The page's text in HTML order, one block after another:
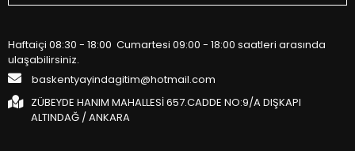
Haftaiçi 08:30 - 18:00 Cumartesi 09:00 - 18:00 saatleri arasında
ulaşabilirsiniz.
baskentyayindagitim@hotmail.com
ZÜBEYDE HANIM MAHALLESİ 657.CADDE NO:9/A DIŞKAPI
ALTINDAĞ / ANKARA